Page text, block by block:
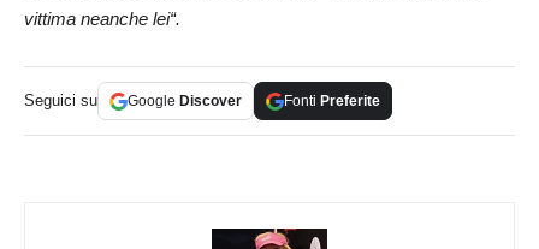
vittima neanche lei“.
Seguici su Google Discover Fonti Preferite